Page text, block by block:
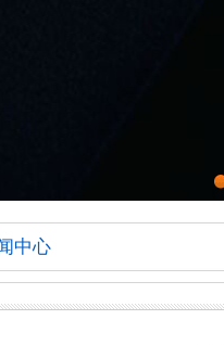
中心